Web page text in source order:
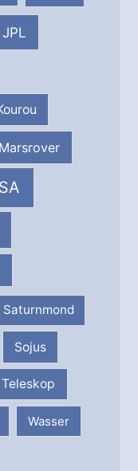
JPL
Marsrover
Saturnmond
Sojus
Teleskop
Wasser